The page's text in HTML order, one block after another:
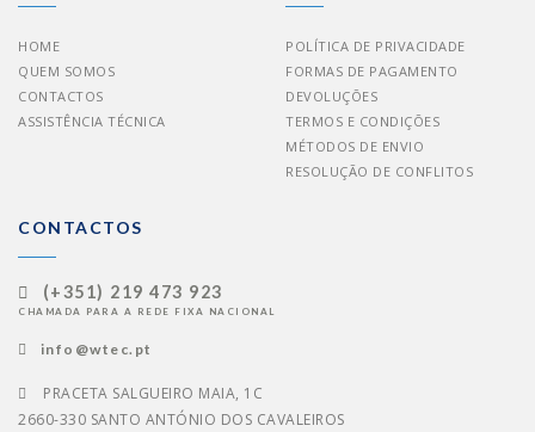
HOME
QUEM SOMOS
CONTACTOS
ASSISTÊNCIA TÉCNICA
POLÍTICA DE PRIVACIDADE
FORMAS DE PAGAMENTO
DEVOLUÇÕES
TERMOS E CONDIÇÕES
MÉTODOS DE ENVIO
RESOLUÇÃO DE CONFLITOS
CONTACTOS
(+351) 219 473 923
CHAMADA PARA A REDE FIXA NACIONAL
info@wtec.pt
PRACETA SALGUEIRO MAIA, 1C
2660-330 SANTO ANTÓNIO DOS CAVALEIROS